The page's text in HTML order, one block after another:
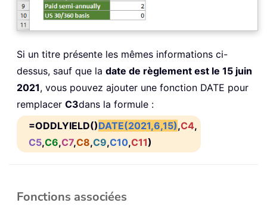
Si un titre présente les mêmes informations ci-
dessus, sauf que la date de règlement est le 15 juin
2021, vous pouvez ajouter une fonction DATE pour
remplacer C3dans la formule :
=ODDLYIELD()DATE(2021,6,15),C4,
C5,C6,C7,C8,C9,C10,C11)
Fonctions associées